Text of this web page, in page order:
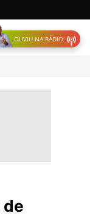
OUVIU NA RÁDIO
de